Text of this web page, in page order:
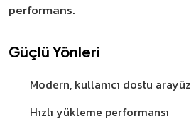
performans.
Güçlü Yönleri
Modern, kullanıcı dostu arayüz
Hızlı yükleme performansı